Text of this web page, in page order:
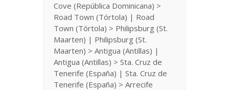
Cove (República Dominicana) >
Road Town (Tórtola) | Road
Town (Tórtola) > Philipsburg (St.
Maarten) | Philipsburg (St.
Maarten) > Antigua (Antillas) |
Antigua (Antillas) > Sta. Cruz de
Tenerife (España) | Sta. Cruz de
Tenerife (España) > Arrecife